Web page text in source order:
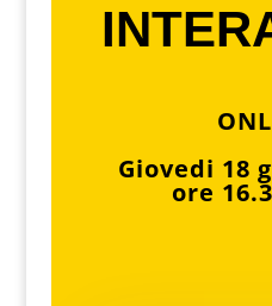
Giovedi 18
ore